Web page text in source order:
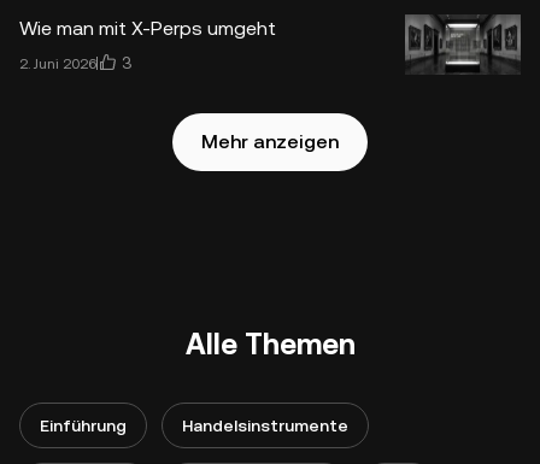
Wie man mit X-Perps umgeht
2. Juni 2026 3
Mehr anzeigen
Alle Themen
Einführung Handelsinstrumente